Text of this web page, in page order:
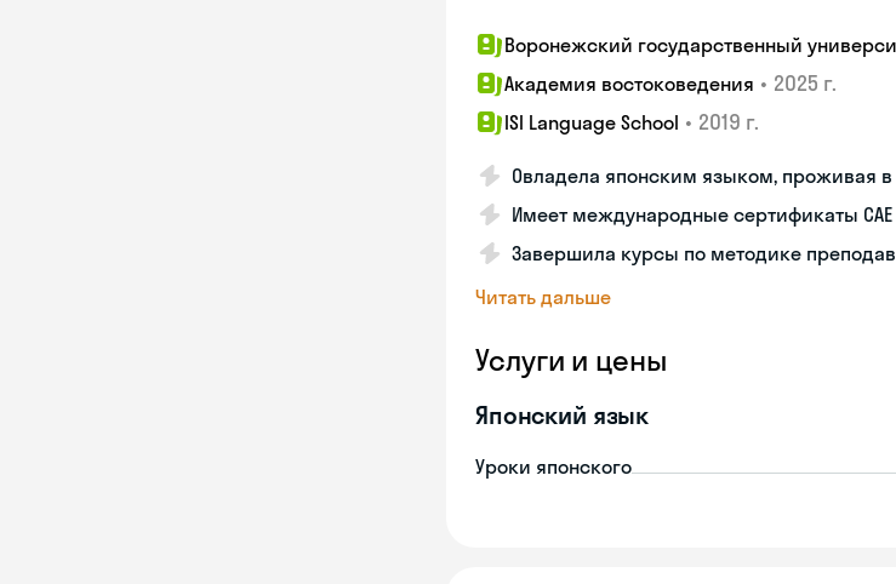
Воронежский государственный
Академия востоковедения • 2025 г.
ISI Language School • 2019 г.
Овладела японским языком, проживая в
Имеет международные сертификаты CAE
Завершила курсы по методике
Читать дальше
Услуги и цены
Японский язык
Уроки японского